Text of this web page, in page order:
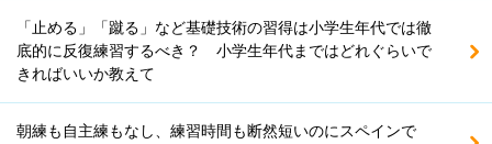
「止める」「蹴る」など基礎技術の習得は小学生年代では徹
底的に反復練習するべき？ 小学生年代まではどれぐらいで
きればいいか教えて
朝練も自主練もなし、練習時間も断然短いのにスペインで